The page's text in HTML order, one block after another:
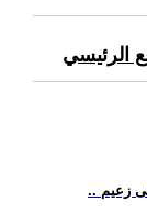
الرئيسي
زعيم